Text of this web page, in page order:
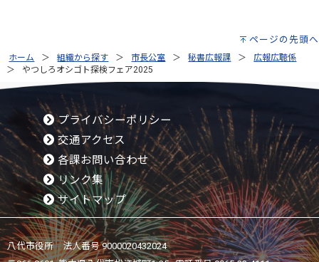
ページの先頭へ
ホーム 組織から探す 市長公室 秘書広報課
広報広聴係
やつしろオシゴト探検フェア2025
プライバシーポリシー
交通アクセス
各課お問い合わせ
リンク集
サイトマップ
八代市役所 法人番号 9000020432024